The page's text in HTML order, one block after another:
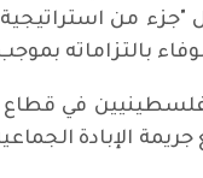
"جزء من
بالتزاماته بموجب
في قطاع